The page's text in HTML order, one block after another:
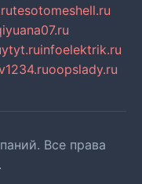
tesotomeshell.ru
ytyt.ruinfoelektrik.ru
oopslady.ru
Все права